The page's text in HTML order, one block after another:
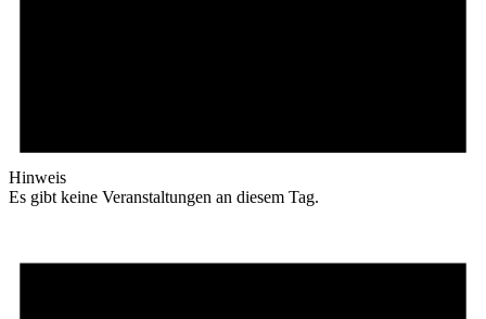
Hinweis
Es gibt keine Veranstaltungen an diesem Tag.